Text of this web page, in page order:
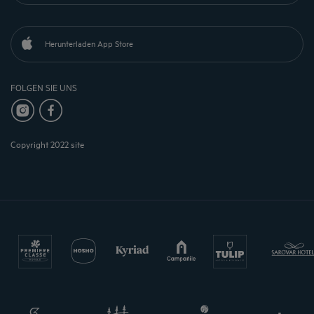
Herunterladen App Store
FOLGEN SIE UNS
Copyright 2022 site